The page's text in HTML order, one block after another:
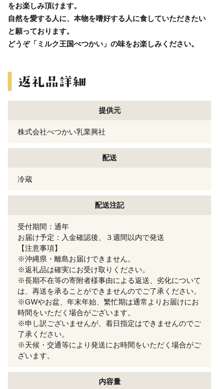
をお楽しみ頂けます。
自然を愛する人に、本物を嗜好する人に食していただきたい
と願っております。
どうぞ「ミルク王国べつかい」の味をお楽しみください。
提供元
株式会社べつかい乳業興社
配送
冷蔵
配送注記
受付期間：通年
お届け予定：入金確認後、３週間以内で発送
【注意事項】
※沖縄県・離島お届けできません。
※返礼品は確実にお受け取りください。
※長期不在等の寄附者様事由による返送、劣化について
は、再送を承ることができませんのでご了承ください。
※GWやお盆、年末年始、繁忙期は通常よりお届けにお
時間をいただく場合がございます。
※申し訳ございませんが、着日指定はできませんのでご
了承ください。
※天候・交通等により発送にお時間をいただく場合がご
ざいます。
内容量